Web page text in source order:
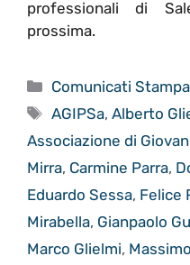
professionali di
prossima.
Categorie
Comunicati Stampa
Tag
AGIPSa,Alberto
Associazione di
Mirra, Carmine Parra,
Eduardo Sessa, Felice
Mirabella, Gianpaolo
Marco Glielmi,